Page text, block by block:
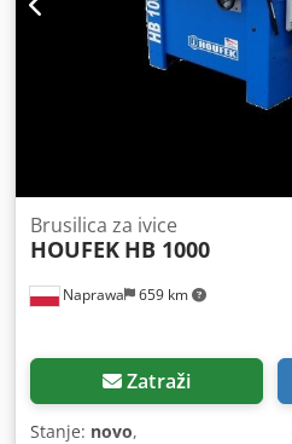
Naprawa 659 km
Brusilica za ivice
HOUFEK HB 1000
Zatraži
Stanje: novo,